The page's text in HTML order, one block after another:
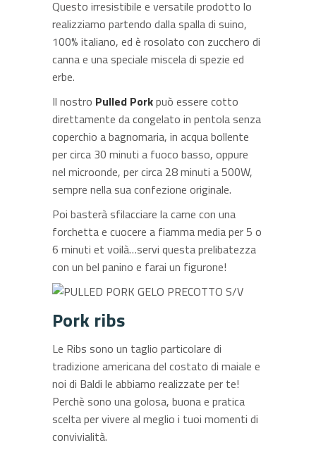
Questo irresistibile e versatile prodotto lo
realizziamo partendo dalla spalla di suino,
100% italiano, ed è rosolato con zucchero di
canna e una speciale miscela di spezie ed
erbe.
Il nostro Pulled Porkpuò essere cotto
direttamente da congelato in pentola senza
coperchio a bagnomaria, in acqua bollente
per circa 30 minuti a fuoco basso, oppure
nel microonde, per circa 28 minuti a 500W,
sempre nella sua confezione originale.
Poi basterà sfilacciare la carne con una
forchetta e cuocere a fiamma media per 5 o
6 minuti et voilà…servi questa prelibatezza
con un bel panino e farai un figurone!
Pork ribs
Le Ribs sono un taglio particolare di
tradizione americana del costato di maiale e
noi di Baldi le abbiamo realizzate per te!
Perchè sono una golosa, buona e pratica
scelta per vivere al meglio i tuoi momenti di
convivialità.